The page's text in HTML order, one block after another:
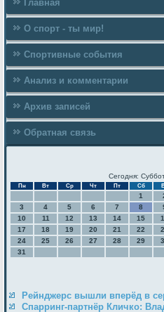
Главная
О спорт - ты мир!
Спортивные события
Анализ и комментарии
Архив записей
Обратная связь
Сегодня:
Пн Вт Ср Чт Пт Сб
1
3
4 5 6 7 8
10
11 12 13 14 15
17
18 19 20 21 22
24
25 26 27 28 29
31
Рейнджерс вышли вперёд в
Спарринг-партнёр Кличко: